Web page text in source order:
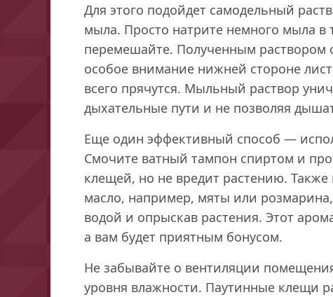
Для этого подойдет самодельный
мыла. Просто натрите немного мыла в
перемешайте. Полученным раствором
особое внимание нижней стороне
всего прячутся. Мыльный раствор
дыхательные пути и не позволяя
Еще один эффективный способ —
Смочите ватный тампон спиртом и
клещей, но не вредит растению.
масло, например, мяты или
водой и опрыскав растения. Этот
а вам будет приятным бонусом.
Не забывайте о вентиляции
уровня влажности. Паутинные клещи